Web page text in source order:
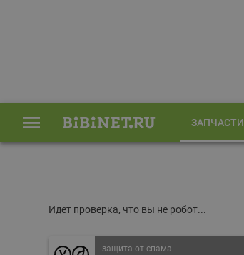
ЗАПЧАСТИ
Идет проверка, что вы не робот...
защита от спама